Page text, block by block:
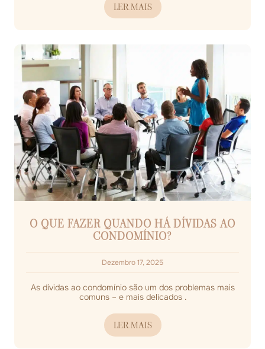
LER MAIS
O QUE FAZER QUANDO HÁ DÍVIDAS AO
CONDOMÍNIO?
Dezembro 17, 2025
As dívidas ao condomínio são um dos problemas mais
comuns – e mais delicados .
LER MAIS